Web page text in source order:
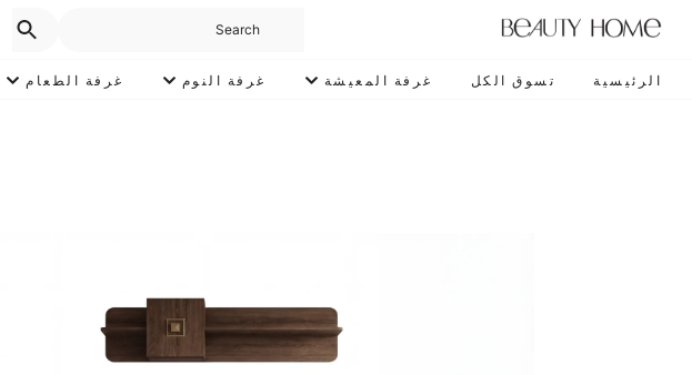
الرئيسية تسوق الكل غرفة المعيشة غرفة النوم غرفة الطعام